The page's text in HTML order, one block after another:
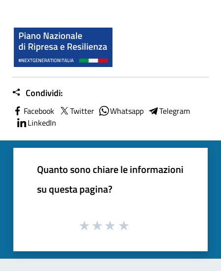
Condividi:
Facebook Twitter Whatsapp
Telegram
LinkedIn
Quanto sono chiare le informazioni
su questa pagina?